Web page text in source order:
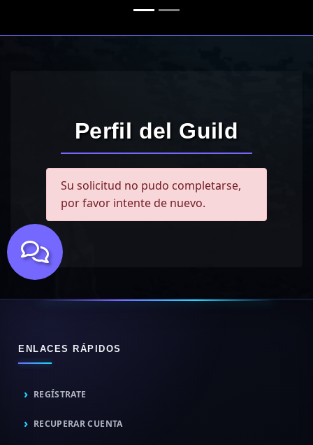
Perfil del Guild
Su solicitud no pudo completarse,
por favor intente de nuevo.
ENLACES RÁPIDOS
REGÍSTRATE
RECUPERAR CUENTA